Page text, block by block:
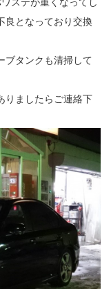
ステが重くなってし
良となっており交換
ブタンクも清掃して
りましたらご連絡下